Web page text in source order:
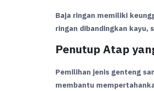
Baja ringan memiliki
ringan dibandingkan kayu,
Penutup Atap
Pemilihan jenis genteng
membantu